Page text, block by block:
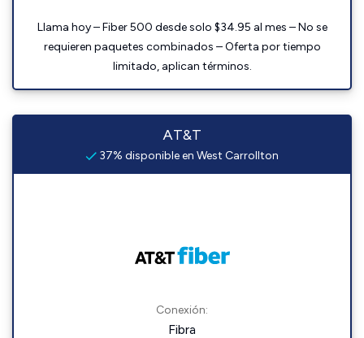
Llama hoy – Fiber 500 desde solo $34.95 al mes – No se
requieren paquetes combinados – Oferta por tiempo
limitado, aplican términos.
AT&T
37% disponible en West Carrollton
Conexión:
Fibra